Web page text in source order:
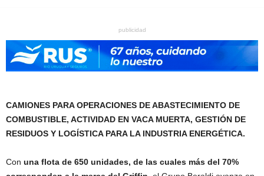
publicidad
CAMIONES PARA OPERACIONES DE ABASTECIMIENTO DE
COMBUSTIBLE, ACTIVIDAD EN VACA MUERTA, GESTIÓN DE
RESIDUOS Y LOGÍSTICA PARA LA INDUSTRIA ENERGÉTICA.
Con una flota de 650 unidades, de las cuales más del 70%